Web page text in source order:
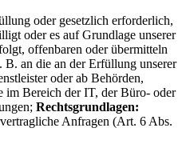
oder gesetzlich erforderlich,
oder es auf Grundlage unserer
offenbaren oder übermitteln
B. an die an der Erfüllung unserer
oder ab Behörden,
im Bereich der IT, der Büro- oder
Rechtsgrundlagen:
Anfragen (Art. 6 Abs.